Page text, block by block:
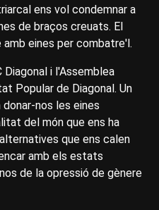
ens vol condemnar a
de braços creuats. El
eines per combatre'l.
Diagonal i l'Assemblea
Popular de Diagonal. Un
nos les eines
del món que ens ha
que ens calen
amb els estats
de la opressió de gènere